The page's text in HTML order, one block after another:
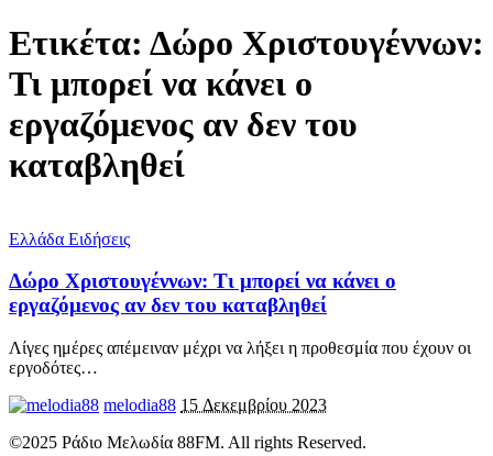
Ετικέτα: Δώρο Χριστουγέννων:
Τι μπορεί να κάνει ο
εργαζόμενος αν δεν του
καταβληθεί
Ελλάδα Ειδήσεις
Δώρο Χριστουγέννων: Τι μπορεί να κάνει ο
εργαζόμενος αν δεν του καταβληθεί
Λίγες ημέρες απέμειναν μέχρι να λήξει η προθεσμία που έχουν οι
εργοδότες…
melodia88 15 Δεκεμβρίου 2023
©2025 Ράδιο Μελωδία 88FM. All rights Reserved.